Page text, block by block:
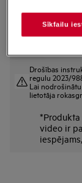
Vēsmas funkcija,
Drošības
regulu 2023/
Lai
lietotāja
video ir
Sīkfailu